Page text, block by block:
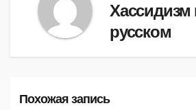
Хассидизм
русском
Похожая запись